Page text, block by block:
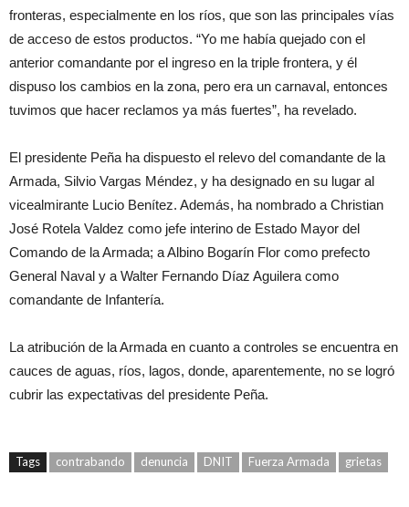
fronteras, especialmente en los ríos, que son las principales vías
de acceso de estos productos. “Yo me había quejado con el
anterior comandante por el ingreso en la triple frontera, y él
dispuso los cambios en la zona, pero era un carnaval, entonces
tuvimos que hacer reclamos ya más fuertes”, ha revelado.
El presidente Peña ha dispuesto el relevo del comandante de la
Armada, Silvio Vargas Méndez, y ha designado en su lugar al
vicealmirante Lucio Benítez. Además, ha nombrado a Christian
José Rotela Valdez como jefe interino de Estado Mayor del
Comando de la Armada; a Albino Bogarín Flor como prefecto
General Naval y a Walter Fernando Díaz Aguilera como
comandante de Infantería.
La atribución de la Armada en cuanto a controles se encuentra en
cauces de aguas, ríos, lagos, donde, aparentemente, no se logró
cubrir las expectativas del presidente Peña.
Tags contrabando denuncia DNIT Fuerza Armada grietas